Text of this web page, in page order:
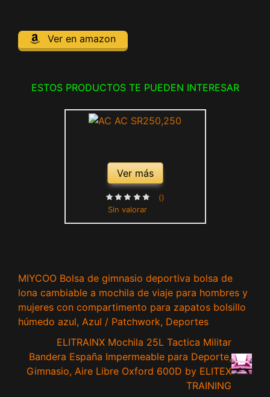
Ver en amazon
ESTOS PRODUCTOS TE PUEDEN INTERESAR
Ver más
Sin valorar
()
MIYCOO Bolsa de gimnasio deportiva bolsa de
lona cambiable a mochila de viaje para hombres y
mujeres con compartimento para zapatos bolsillo
húmedo azul, Azul / Patchwork, Deportes
ELITRAINX Mochila 25L Tactica Militar
Bandera España Impermeable para Deporte,
Gimnasio, Aire Libre Oxford 600D by ELITEX
TRAINING